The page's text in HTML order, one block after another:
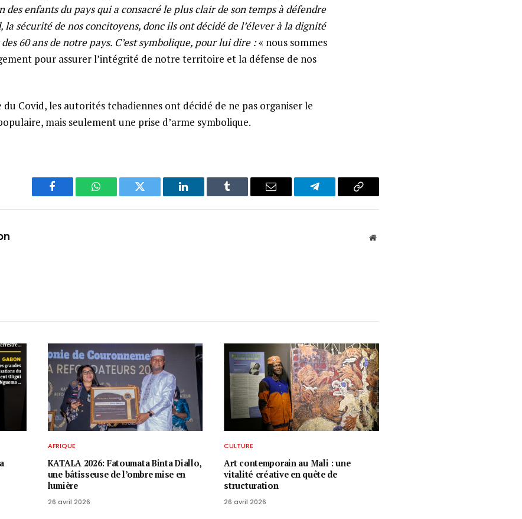
enfants du pays qui a consacré le plus clair de son temps à défendre
la sécurité de nos concitoyens, donc ils ont décidé de l’élever à la dignité
60 ans de notre pays. C’est symbolique, pour lui dire :« nous sommes
pour assurer l’intégrité de notre territoire et la défense de nos
du Covid, les autorités tchadiennes ont décidé de ne pas organiser le
mais seulement une prise d’arme symbolique.
Facebook WhatsAppTwitter LinkedIn Tumblr Email Telegram Copy
Website
AFRIQUE
KATALA 2026: Fatoumata Binta Diallo,
une bâtisseuse de l’ombre mise en
lumière
26 avril 2026
CULTURE
Art contemporain au Mali : une
vitalité créative en quête de
structuration
26 avril 2026